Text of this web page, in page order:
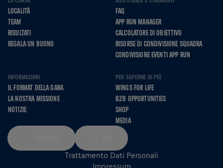
LOCALITÀ
TEAM
RISULTATI
REGALA UN BUONO
FAQ
APP RUN MANAGER
CALCOLATORE DI OBIETTIVO
RISORSE DI CONDIVISIONE SQUADRA
CONDIVISIONE EVENTI APP RUN
INFORMAZIONI
IL FORMAT DELLA GARA
LA NOSTRA MISSIONE
NOTIZIE
PER SAPERNE DI PIÙ
WINGS FOR LIFE
B2B OPPORTUNITIES
SHOP
MEDIA
Trattamento Dati Personali